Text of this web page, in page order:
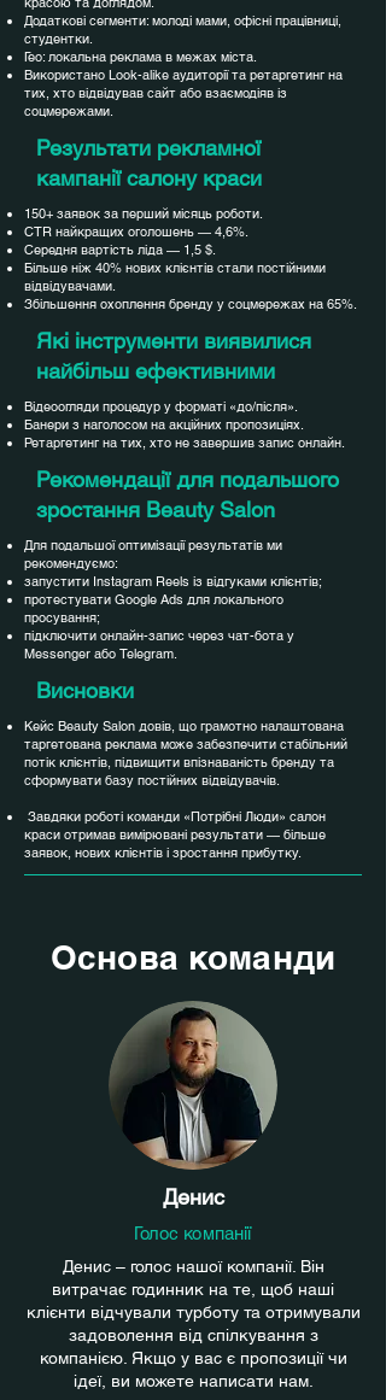
Додаткові сегменти: молоді мами, офісні працівниці,
студентки.
Гео: локальна реклама в межах міста.
Використано Look-alike аудиторії та ретаргетинг на
тих, хто відвідував сайт або взаємодіяв із
соцмережами.
Результати рекламної
кампанії салону краси
150+ заявок за перший місяць роботи.
CTR найкращих оголошень — 4,6%.
Середня вартість ліда — 1,5 $.
Більше ніж 40% нових клієнтів стали постійними
відвідувачами.
Збільшення охоплення бренду у соцмережах на 65%.
Які інструменти виявилися
найбільш ефективними
Відеоогляди процедур у форматі «до/після».
Банери з наголосом на акційних пропозиціях.
Ретаргетинг на тих, хто не завершив запис онлайн.
Рекомендації для подальшого
зростання Beauty Salon
Для подальшої оптимізації результатів ми
рекомендуємо:
запустити Instagram Reels із відгуками клієнтів;
протестувати Google Ads для локального
просування;
підключити онлайн-запис через чат-бота у
Messenger або Telegram.
Висновки
Кейс Beauty Salon довів, що грамотно налаштована
таргетована реклама може забезпечити стабільний
потік клієнтів, підвищити впізнаваність бренду та
сформувати базу постійних відвідувачів.
Завдяки роботі команди «Потрібні Люди» салон
краси отримав вимірювані результати — більше
заявок, нових клієнтів і зростання прибутку.
Основа команди
Денис
Голос компанії
Денис – голос нашої компанії. Він
витрачає годинник на те, щоб наші
клієнти відчували турботу та отримували
задоволення від спілкування з
компанією. Якщо у вас є пропозиції чи
ідеї, ви можете написати нам.